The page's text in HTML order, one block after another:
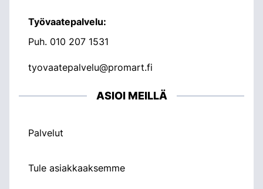
Työvaatepalvelu:
Puh. 010 207 1531
tyovaatepalvelu@promart.fi
ASIOI MEILLÄ
Palvelut
Tule asiakkaaksemme